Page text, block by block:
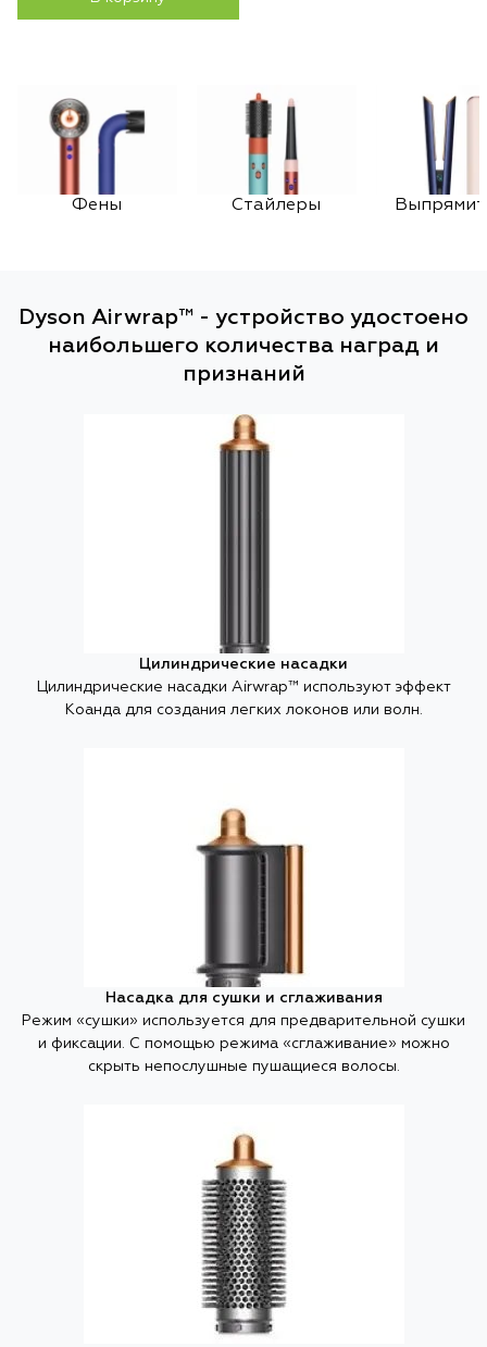
Фены Стайлеры
Dyson Airwrap™ - устройство удостоено
наибольшего количества наград и
признаний
Цилиндрические насадки
Цилиндрические насадки Airwrap™ используют эффект
Коанда для создания легких локонов или волн.
Насадка для сушки и сглаживания
Режим «сушки» используется для предварительной сушки
и фиксации. С помощью режима «сглаживание» можно
скрыть непослушные пушащиеся волосы.